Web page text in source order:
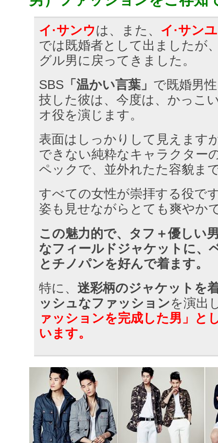
イ·サンウは、また、 イ·サン
では既婚者として出ましたが
グル男に戻ってきました。
SBS 「温かい言葉」 で既婚男
技した彼は、今度は、かっこ
オ役を演じます。
表面はしっかりして見えます
できない純粋なキャラクター
ペックで、並外れたた容貌ま
すべての女性が崇拝する役で
姿も見せながらとても爽やか
この魅力的で、タフ＋優しい
なフィールドジャケットに、
とチノパンを好んで着ます。
特に、 迷彩柄のジャケットを
ッシュなファッションを演出
ァッションを完成した男」と
います。